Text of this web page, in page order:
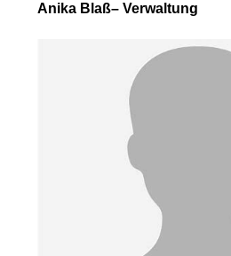
Anika Blaß– Verwaltung